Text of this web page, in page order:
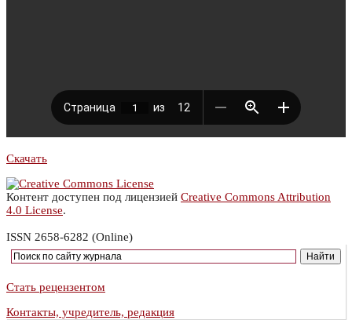
Скачать
Контент доступен под лицензией Creative Commons Attribution
4.0 License.
ISSN 2658-6282 (Online)
Стать рецензентом
Контакты, учредитель, редакция